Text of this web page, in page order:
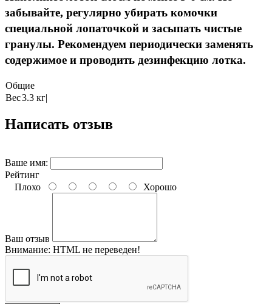
забывайте, регулярно убирать комочки
специальной лопаточкой и засыпать чистые
гранулы. Рекомендуем периодически заменять
содержимое и проводить дезинфекцию лотка.
Общие
Вес3.3 кг|
Написать отзыв
Ваше имя:
Рейтинг
Плохо
Хорошо
Ваш отзыв
Внимание: HTML не переведен!